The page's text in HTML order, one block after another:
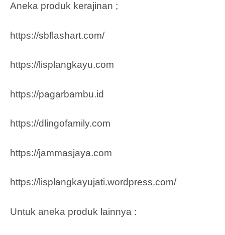
Aneka produk kerajinan ;
https://sbflashart.com/
https://lisplangkayu.com
https://pagarbambu.id
https://dlingofamily.com
https://jammasjaya.com
https://lisplangkayujati.wordpress.com/
Untuk aneka produk lainnya :